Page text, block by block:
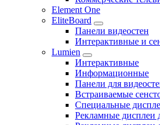
Element One
EliteBoard
Панели видеостен
Интерактивные и
Lumien
Интерактивные
Информационные
Панели для
Встраиваемые
Специальные
Рекламные дисплеи